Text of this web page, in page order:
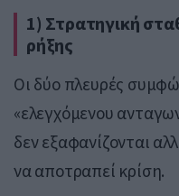
1) Στρατηγική
ρήξης
Οι δύο πλευρές
«ελεγχόμενου
δεν εξαφανίζονται
να αποτραπεί κρίση.